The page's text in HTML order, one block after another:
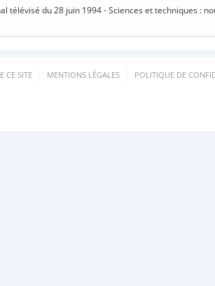
télévisé du 28 juin 1994 - Sciences et techniques :
CE SITE MENTIONS LÉGALES POLITIQUE DE